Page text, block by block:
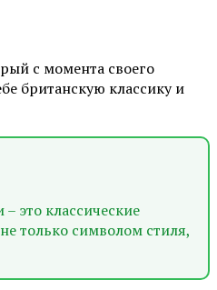
с момента своего
британскую классику и
это классические
только символом стиля,